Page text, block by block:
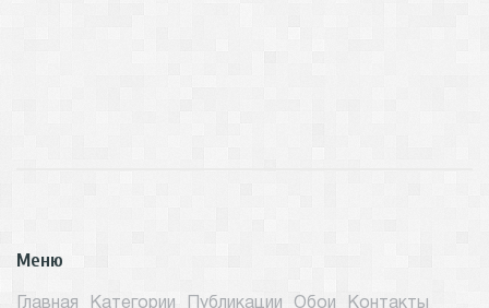
Меню
Главная Категории Публикации Обои Контакты